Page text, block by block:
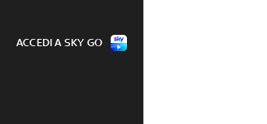
ACCEDI A SKY GO